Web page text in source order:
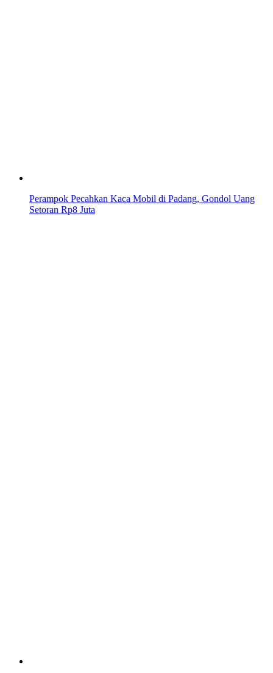
Perampok Pecahkan Kaca Mobil di Padang, Gondol Uang
Setoran Rp8 Juta